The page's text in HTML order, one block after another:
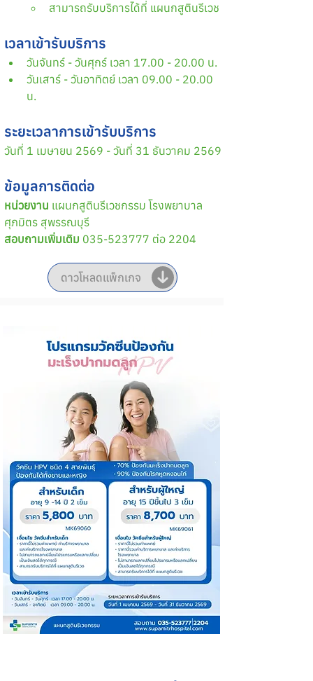
สามารถรับบริการได้ที่ แผนกสูตินรีเวช
เวลาเข้ารับบริการ
วันจันทร์ - วันศุกร์ เวลา 17.00 - 20.00 น.
วันเสาร์ - วันอาทิตย์ เวลา 09.00 - 20.00
น.
ระยะเวลาการเข้ารับบริการ
วันที่ 1 เมษายน 2569 - วันที่ 31 ธันวาคม 2569
ข้อมูลการติดต่อ
หน่วยงาน แผนกสูตินรีเวชกรรม โรงพยาบาล
ศุภมิตร สุพรรณบุรี
สอบถามเพิ่มเติม 035-523777 ต่อ 2204
ดาวโหลดแพ็กเกจ